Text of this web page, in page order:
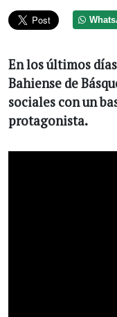
En los últimos
Bahiense de
sociales con un
protagonista.